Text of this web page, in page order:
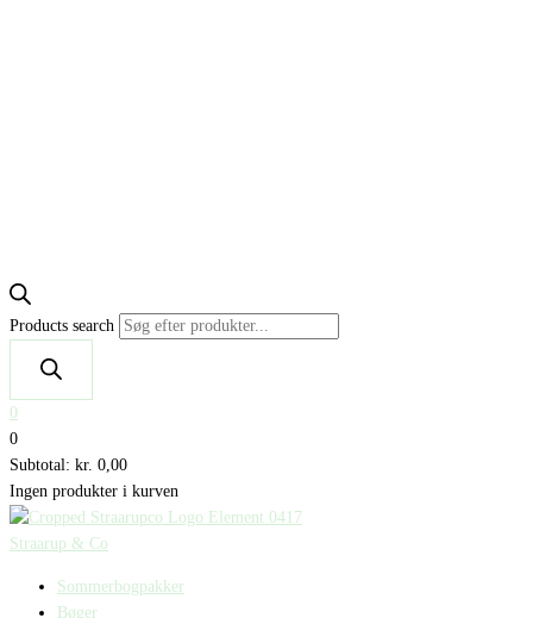
Products search
0
0
Subtotal: kr. 0,00
Ingen produkter i kurven
Straarup & Co
Sommerbogpakker
Bøger